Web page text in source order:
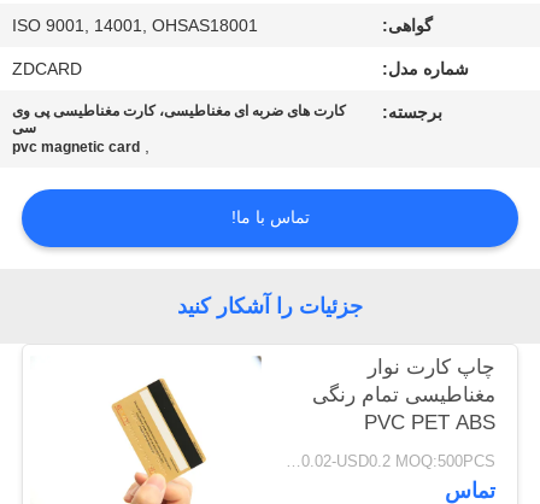
بگیرید
موارد
سایت
PRIVACY
POLICY
گواهی: ISO 9001, 14001, OHSAS18001
شماره مدل: ZDCARD
برجسته:
کارت های ضربه ای مغناطیسی، کارت مغناطیسی پی وی
سی
,
pvc magnetic card
تماس با ما!
جزئیات را آشکار کنید
چاپ کارت نوار
مغناطیسی تمام رنگی
PVC PET ABS
سفارشی
USD0.02-USD0.2 MOQ:500PCS
تماس